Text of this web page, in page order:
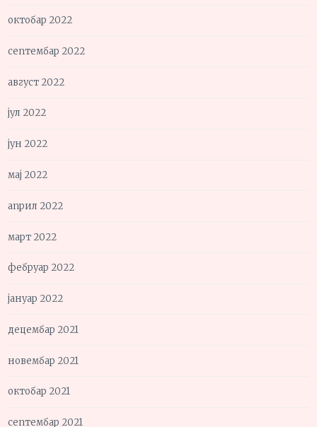
октобар 2022
септембар 2022
август 2022
јул 2022
јун 2022
мај 2022
април 2022
март 2022
фебруар 2022
јануар 2022
децембар 2021
новембар 2021
октобар 2021
септембар 2021